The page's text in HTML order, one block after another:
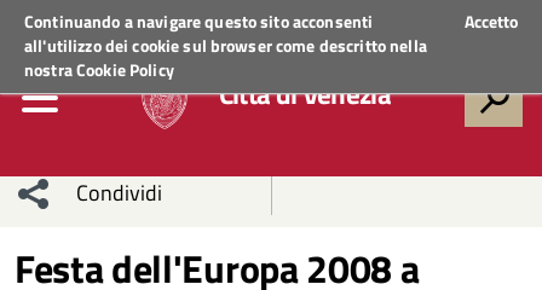
Continuando a navigare questo sito acconsenti
all'utilizzo dei cookie sul browser come descritto nella
nostraCookie Policy
Accetto
Regione VenetoACCEDI AI SERVIZI
Città di Venezia
Condividi
Condividi
Condividi
Festa dell'Europa 2008 a